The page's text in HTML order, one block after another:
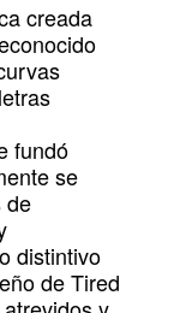
creada
fundó
se
de
distintivo
de Tired